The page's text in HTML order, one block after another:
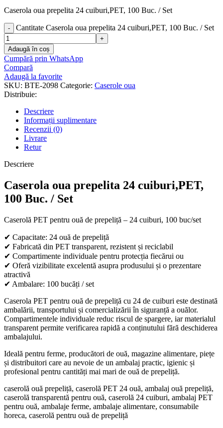
Caserola oua prepelita 24 cuiburi,PET, 100 Buc. / Set
Cantitate Caserola oua prepelita 24 cuiburi,PET, 100 Buc. / Set
Adaugă în coș
Cumpără prin WhatsApp
Compară
Adaugă la favorite
SKU: BTE-2098 Categorie: Caserole oua
Distribuie:
Descriere
Informații suplimentare
Recenzii (0)
Livrare
Retur
Descriere
Caserola oua prepelita 24 cuiburi,PET,
100 Buc. / Set
Caserolă PET pentru ouă de prepeliță – 24 cuiburi, 100 buc/set
✔ Capacitate: 24 ouă de prepeliță
✔ Fabricată din PET transparent, rezistent și reciclabil
✔ Compartimente individuale pentru protecția fiecărui ou
✔ Oferă vizibilitate excelentă asupra produsului și o prezentare
atractivă
✔ Ambalare: 100 bucăți / set
Caserola PET pentru ouă de prepeliță cu 24 de cuiburi este destinată
ambalării, transportului și comercializării în siguranță a ouălor.
Compartimentele individuale reduc riscul de spargere, iar materialul
transparent permite verificarea rapidă a conținutului fără deschiderea
ambalajului.
Ideală pentru ferme, producători de ouă, magazine alimentare, piețe
și distribuitori care au nevoie de un ambalaj practic, igienic și
profesional pentru cantități mai mari de ouă de prepeliță.
caserolă ouă prepeliță, caserolă PET 24 ouă, ambalaj ouă prepeliță,
caserolă transparentă pentru ouă, caserolă 24 cuiburi, ambalaj PET
pentru ouă, ambalaje ferme, ambalaje alimentare, consumabile
horeca, caserolă pentru ouă de prepeliță